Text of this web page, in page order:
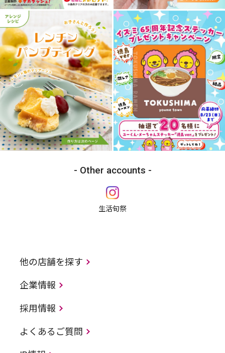
Other accounts
生活旬祭
他の店舗を探す
企業情報
採用情報
よくあるご質問